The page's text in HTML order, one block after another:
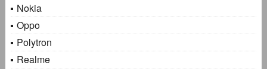
Nokia
Oppo
Polytron
Realme